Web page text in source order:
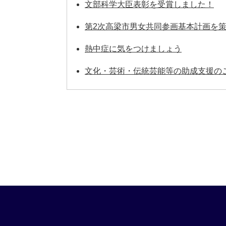
文部科学大臣表彰を受賞しました！
第2次高梁市男女共同参画基本計画を策
熱中症に気をつけましょう
文化・芸術・伝統芸能等の助成支援の